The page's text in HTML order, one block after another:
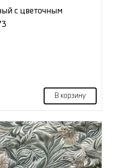
с цветочным
В корзину